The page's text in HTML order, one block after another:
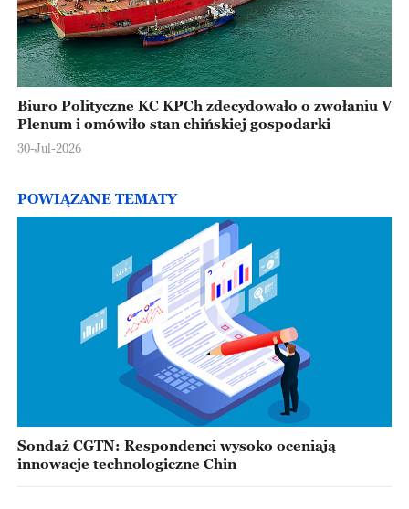
Biuro Polityczne KC KPCh zdecydowało o zwołaniu V
Plenum i omówiło stan chińskiej gospodarki
30-Jul-2026
POWIĄZANE TEMATY
Sondaż CGTN: Respondenci wysoko oceniają
innowacje technologiczne Chin